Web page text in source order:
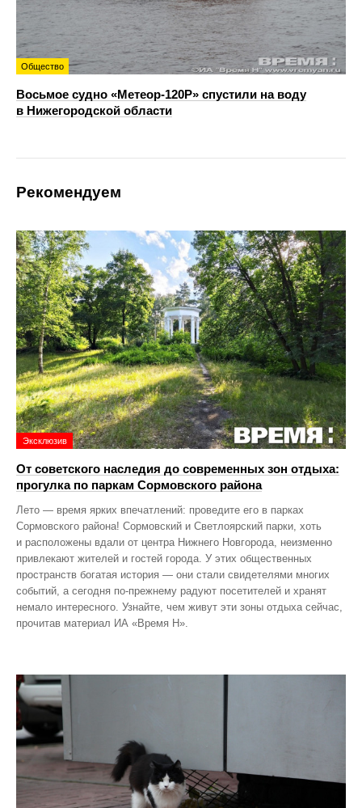
Общество
Восьмое судно «Метеор-120Р» спустили на воду
в Нижегородской области
Рекомендуем
Эксклюзив
От советского наследия до современных зон отдыха:
прогулка по паркам Сормовского района
Лето — время ярких впечатлений: проведите его в парках
Сормовского района! Сормовский и Светлоярский парки, хоть
и расположены вдали от центра Нижнего Новгорода, неизменно
привлекают жителей и гостей города. У этих общественных
пространств богатая история — они стали свидетелями многих
событий, а сегодня по‑прежнему радуют посетителей и хранят
немало интересного. Узнайте, чем живут эти зоны отдыха сейчас,
прочитав материал ИА «Время Н».